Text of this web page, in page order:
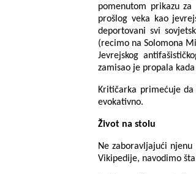
pomenutom prikazu za
prošlog veka kao
deportovani svi
(recimo na Solomona
Jevrejskog
zamisao je propala
Kritičarka primećuje
evokativno.
Život na stolu
Ne zaboravljajući njenu
Vikipedije, navodimo